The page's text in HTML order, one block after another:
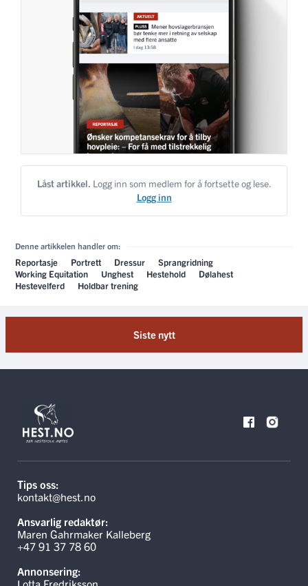
Låst artikkel. Logg inn som medlem for å fortsette og lese.
Logg inn
Denne artikkelen handler om:
Reportasje Portrett Dressur
Sprangridning
Working Equitation
Unghest Hestehold
Dølahest
Hestevelferd
Holdbar trening
Siste nytt
Tips oss:
kontakt@hest.no
Ansvarlig redaktør:
Maren Gahrmaker Kalleberg
+47 91 37 78 60
Annonsering:
Lotta Fredriksson